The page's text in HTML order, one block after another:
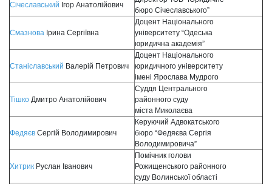
Січеславський Ігор Анатолійович
бюро Січеславського”
Смазнова Ірина Сергіївна
Доцент Національного
університету “Одеська
юридична академія”
Станіславський Валерій Петрович
Доцент Національного
юридичного університету
імені Ярослава Мудрого
Тішко Дмитро Анатолійович
Суддя Центрального
районного суду
міста Миколаєва
Федяєв Сергій Володимирович
Керуючий Адвокатського
бюро “Федяєва Сергія
Володимировича”
Хитрик Руслан Іванович
Помічник голови
Рожищенського районного
суду Волинської області